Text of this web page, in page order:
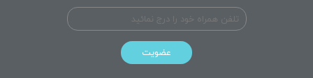
عضویت